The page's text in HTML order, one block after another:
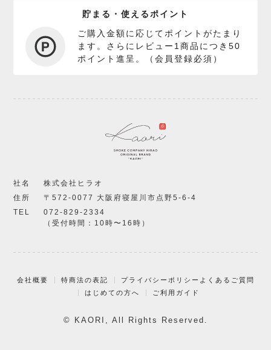
貯まる・使えるポイント
ご購入金額に応じてポイントがたまり
ます。さらにレビュー1商品につき50
ポイント進呈。（会員登録必須）
社名
株式会社ヒラオ
住所
〒572-0077 大阪府寝屋川市点野5-6-4
TEL
072-829-2334
（受付時間：10時〜16時）
会社概要 特商法の表記 プライバシーポリシー よくあるご質問
はじめての方へ
ご利用ガイド
© KAORI, All Rights Reserved.